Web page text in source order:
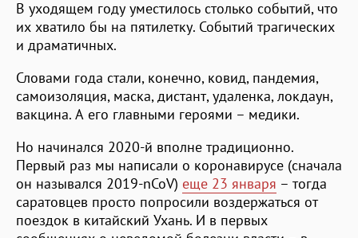
В уходящем году уместилось столько событий, что
их хватило бы на пятилетку. Событий трагических
и драматичных.
Словами года стали, конечно, ковид, пандемия,
самоизоляция, маска, дистант, удаленка, локдаун,
вакцина. А его главными героями – медики.
Но начинался 2020-й вполне традиционно.
Первый раз мы написали о коронавирусе (сначала
он назывался 2019-nCoV) еще 23 января – тогда
саратовцев просто попросили воздержаться от
поездок в китайский Ухань. И в первых